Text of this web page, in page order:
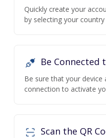
Quickly create your
by selecting your
Be
Be sure that your device
connection to activate
Scan the QR